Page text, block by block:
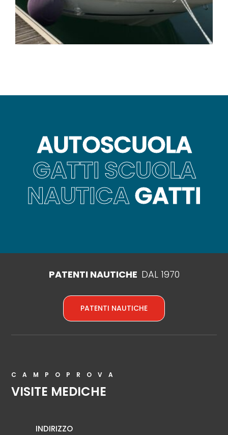
AUTOSCUOLA
GATTI SCUOLA
NAUTICAGATTI
PATENTI NAUTICHE DAL 1970
PATENTI NAUTICHE
CAMPOPROVA
VISITE MEDICHE
INDIRIZZO